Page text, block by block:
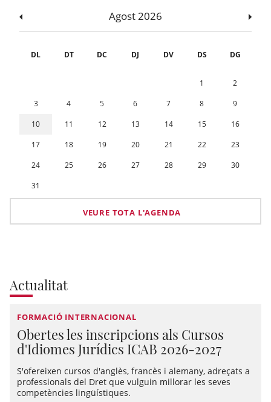
Agost 2026
DL DT DC DJ DV DS DG
1
2
3
4 5 6 7 8
9
10
11 12 13 14 15
16
17
18 19 20 21 22
23
24
25 26 27 28 29
30
31
VEURE TOTA L'AGENDA
Actualitat
FORMACIÓ INTERNACIONAL
Obertes les inscripcions als Cursos
d'Idiomes Jurídics ICAB 2026-2027
S'ofereixen cursos d'anglès, francès i alemany, adreçats a
professionals del Dret que vulguin millorar les seves
competències lingüístiques.